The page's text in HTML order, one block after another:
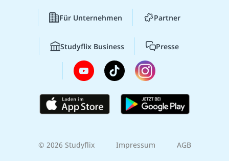
Für Unternehmen Partner
Studyflix Business Presse
© 2026 Studyflix Impressum AGB